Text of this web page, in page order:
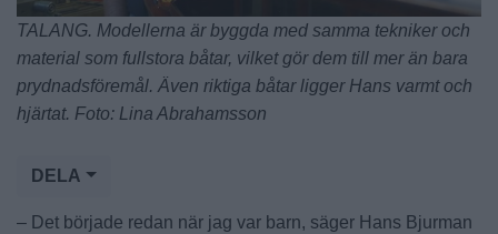
TALANG. Modellerna är byggda med samma tekniker och
material som fullstora båtar, vilket gör dem till mer än bara
prydnadsföremål. Även riktiga båtar ligger Hans varmt och
hjärtat. Foto: Lina Abrahamsson
DELA
– Det började redan när jag var barn, säger Hans Bjurman